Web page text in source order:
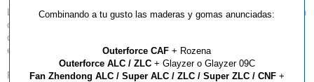
Les informamos que entre el Lunes/Martes de la próxima semana estarán
disponibles las nuevas pelotas de plástico DHS de calidad 3 estrellas y
de 2
estrellas.
Pack 6 ***: 9.50€
Combinando a tu gusto las maderas y gomas anunciadas:
Outerforce CAF + Rozena
Outerforce ALC / ZLC+ Glayzer o Glayzer 09C
Fan Zhendong ALC / Super ALC / ZLC / Super ZLC / CNF+